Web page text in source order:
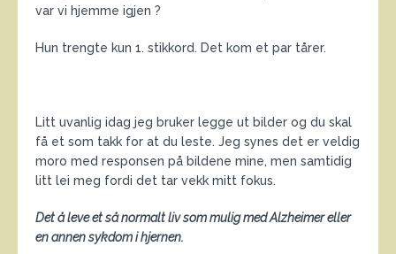
var vi hjemme igjen ?
Hun trengte kun 1. stikkord. Det kom et par tårer.
Litt uvanlig idag jeg bruker legge ut bilder og du skal
få et som takk for at du leste. Jeg synes det er veldig
moro med responsen på bildene mine, men samtidig
litt lei meg fordi det tar vekk mitt fokus.
Det å leve et så normalt liv som mulig med Alzheimer eller
en annen sykdom i hjernen.